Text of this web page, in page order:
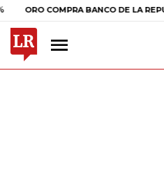
COMPRA BANCO DE LA REPÚBLICA